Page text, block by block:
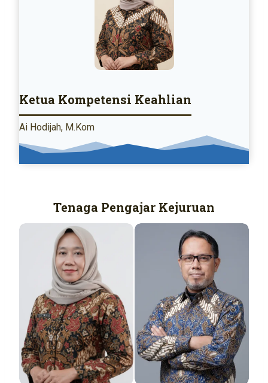
Ketua Kompetensi Keahlian
Ai Hodijah, M.Kom
Tenaga Pengajar Kejuruan